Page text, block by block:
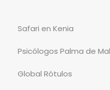
Safari en Kenia
Psicólogos Palma de
Global Rótulos